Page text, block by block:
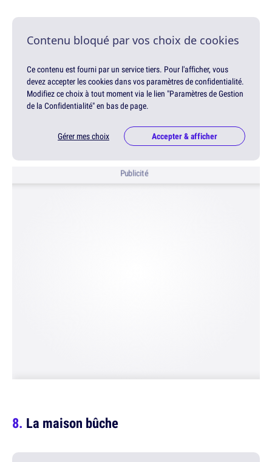
Contenu bloqué par vos choix de cookies
Ce contenu est fourni par un service tiers. Pour l'afficher, vous
devez accepter les cookies dans vos paramètres de confidentialité.
Modifiez ce choix à tout moment via le lien "Paramètres de Gestion
de la Confidentialité" en bas de page.
Gérer mes choix Accepter & afficher
Publicité
La maison bûche